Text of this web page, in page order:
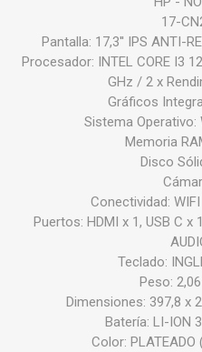
17-
Pantalla: 17,3'' IPS ANTI-
Procesador: INTEL CORE I3
GHz / 2 x
Gráficos
Sistema Operativo:
Memoria
Disco
Conectividad: WIFI
Puertos: HDMI x 1, USB C x
Teclado:
Peso:
Dimensiones: 397,8 x
Batería: LI-ION
Color: PLATEADO